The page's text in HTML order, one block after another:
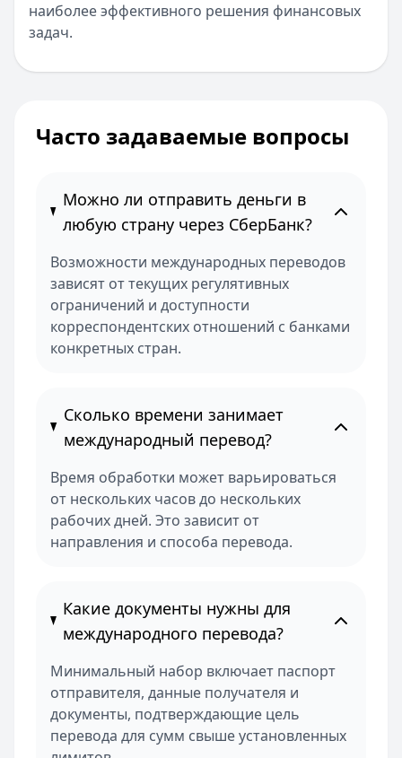
наиболее эффективного решения финансовых
задач.
Часто задаваемые вопросы
Можно ли отправить деньги в
любую страну через СберБанк?
Возможности международных переводов
зависят от текущих регулятивных
ограничений и доступности
корреспондентских отношений с банками
конкретных стран.
Сколько времени занимает
международный перевод?
Время обработки может варьироваться
от нескольких часов до нескольких
рабочих дней. Это зависит от
направления и способа перевода.
Какие документы нужны для
международного перевода?
Минимальный набор включает паспорт
отправителя, данные получателя и
документы, подтверждающие цель
перевода для сумм свыше установленных